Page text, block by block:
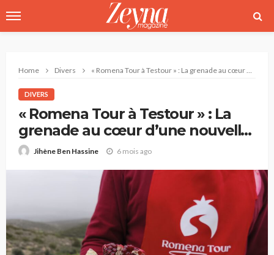
Home Divers « Romena Tour à Testour » : La grenade au cœur d’une nouvelle offre touristique
DIVERS
« Romena Tour à Testour » : La
grenade au cœur d’une nouvelle
offre touristique
Jihène Ben Hassine 6 mois ago